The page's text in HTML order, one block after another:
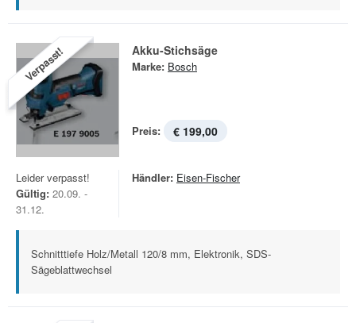
Verpasst! Akku-Stichsäge
Marke: Bosch
Preis: € 199,00
Leider verpasst!
Gültig: 20.09. -
31.12.
Händler: Eisen-Fischer
Schnitttiefe Holz/Metall 120/8 mm, Elektronik, SDS-
Sägeblattwechsel